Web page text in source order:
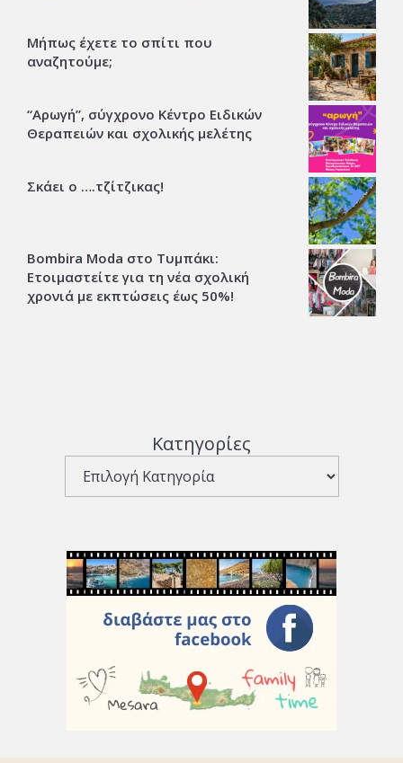
Μήπως έχετε το σπίτι που
αναζητούμε;
“Αρωγή”, σύγχρονο Κέντρο Ειδικών
Θεραπειών και σχολικής μελέτης
Σκάει ο ….τζίτζικας!
Bombira Moda στο Τυμπάκι:
Ετοιμαστείτε για τη νέα σχολική
χρονιά με εκπτώσεις έως 50%!
Κατηγορίες